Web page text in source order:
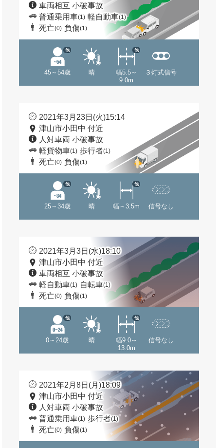
車両相互 小破事故
普通乗用車(1) 軽自動車(1)
死亡(0) 負傷(1)
45～54歳
他
晴
幅5.5～
9.0m
他
３灯式信号
2021年3月23日(火)15:14
津山市小田中 付近
人対車両 小破事故
軽貨物車(1) 歩行者(1)
死亡(0) 負傷(1)
25～34歳
他
晴 幅～3.5m
他
信号なし
2021年3月3日(水)18:10
津山市小田中 付近
車両相互 小破事故
軽自動車(1) 自転車(1)
死亡(0) 負傷(1)
0～24歳
他
晴
幅9.0～
13.0m
他
信号なし
2021年2月8日(月)18:09
津山市小田中 付近
人対車両 小破事故
普通乗用車(1) 歩行者(1)
死亡(0) 負傷(1)